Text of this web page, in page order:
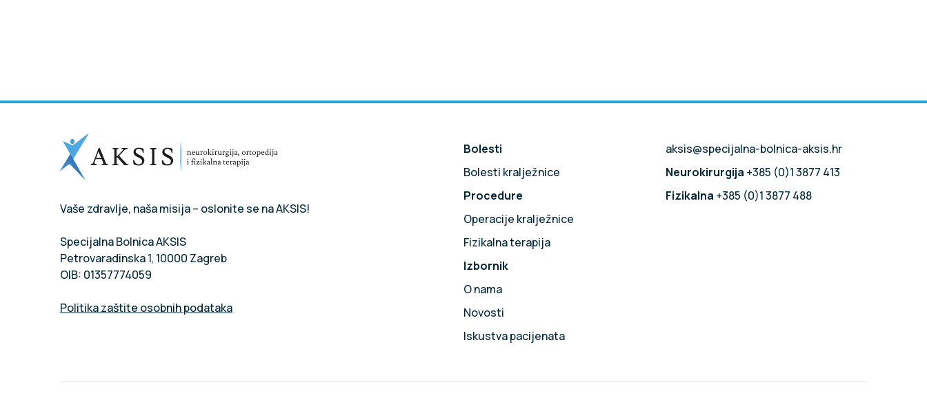
Vaše zdravlje, naša misija – oslonite se na AKSIS!
Specijalna Bolnica AKSIS
Petrovaradinska 1, 10000 Zagreb
OIB: 01357774059
Politika zaštite osobnih podataka
Bolesti
Bolesti kralježnice
Procedure
Operacije kralježnice
Fizikalna terapija
Izbornik
O nama
Novosti
Iskustva pacijenata
aksis@specijalna-bolnica-aksis.hr
Neurokirurgija +385 (0)1 3877 413
Fizikalna +385 (0)1 3877 488